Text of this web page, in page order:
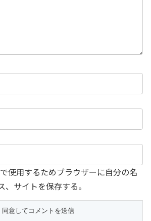
使用するためブラウザーに自分の名
、サイトを保存する。